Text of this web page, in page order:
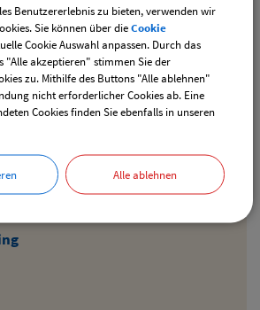
Behörden im
Benutzererlebnis zu bieten, verwenden wir
Sie können über dieCookie
Cookie Auswahl anpassen. Durch das
"Alle akzeptieren" stimmen Sie der
zu. Mithilfe des Buttons "Alle ablehnen"
nicht erforderlicher Cookies ab. Eine
Cookies finden Sie ebenfalls in unseren
Alle ablehnen